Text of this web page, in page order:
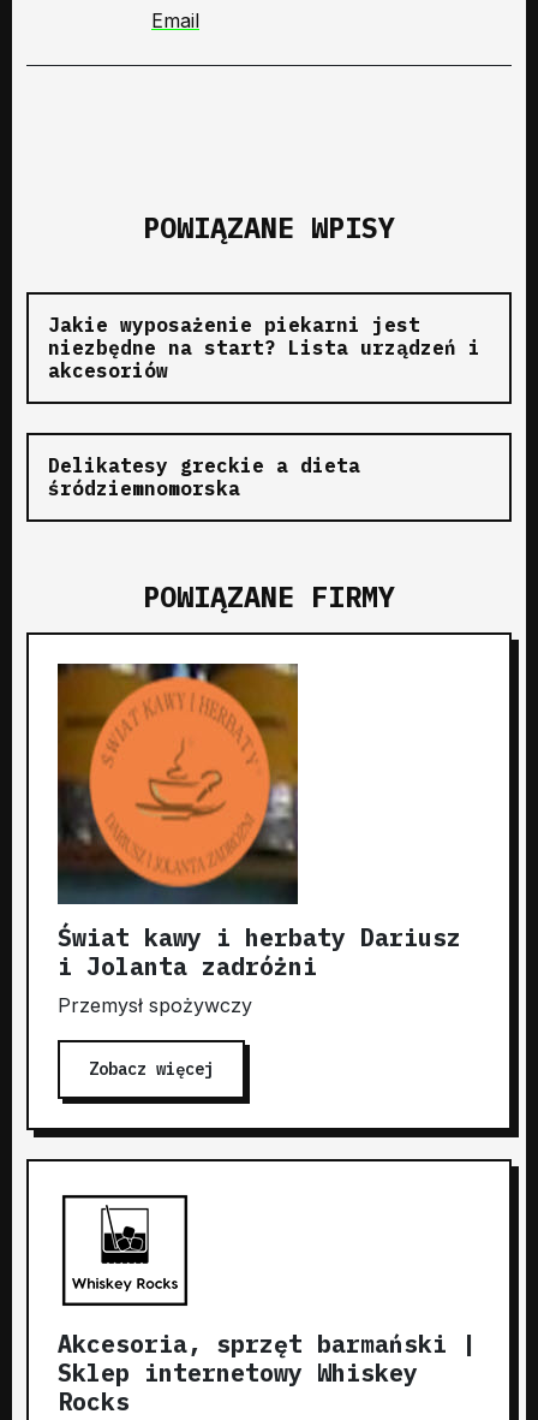
Email
POWIĄZANE WPISY
Jakie wyposażenie piekarni jest
niezbędne na start? Lista urządzeń i
akcesoriów
Delikatesy greckie a dieta
śródziemnomorska
POWIĄZANE FIRMY
Świat kawy i herbaty Dariusz
i Jolanta zadróżni
Przemysł spożywczy
Zobacz więcej
Akcesoria, sprzęt barmański |
Sklep internetowy Whiskey
Rocks